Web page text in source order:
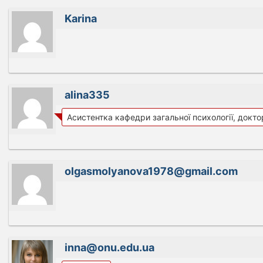
Karina
alina335
Асистентка кафедри загальної психології,
olgasmolyanova1978@gmail.com
inna@onu.edu.ua